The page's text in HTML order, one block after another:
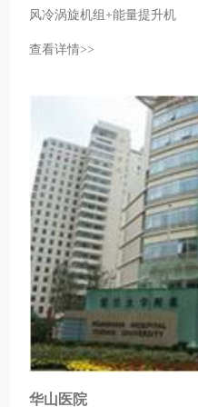
风冷涡旋机组+能量提升机
查看详情>>
华山医院